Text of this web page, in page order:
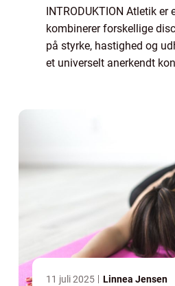
INTRODUKTION Atletik er
kombinerer forskellige
på styrke, hastighed og
et universelt anerkendt
11 juli 2025 Linnea Jensen